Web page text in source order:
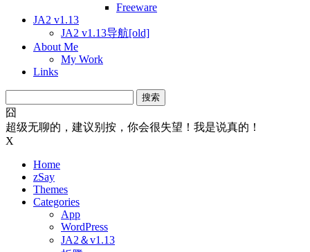
Freeware
JA2 v1.13
JA2 v1.13导航[old]
About Me
My Work
Links
索：
囧
超级无聊的，建议别按，你会很失望！我是说真的！
X
Home
zSay
Themes
Categories
App
WordPress
JA2＆v1.13